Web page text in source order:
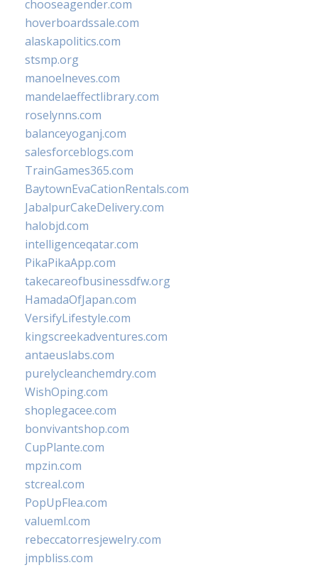
chooseagender.com
hoverboardssale.com
alaskapolitics.com
stsmp.org
manoelneves.com
mandelaeffectlibrary.com
roselynns.com
balanceyoganj.com
salesforceblogs.com
TrainGames365.com
BaytownEvaCationRentals.com
JabalpurCakeDelivery.com
halobjd.com
intelligenceqatar.com
PikaPikaApp.com
takecareofbusinessdfw.org
HamadaOfJapan.com
VersifyLifestyle.com
kingscreekadventures.com
antaeuslabs.com
purelycleanchemdry.com
WishOping.com
shoplegacee.com
bonvivantshop.com
CupPlante.com
mpzin.com
stcreal.com
PopUpFlea.com
valueml.com
rebeccatorresjewelry.com
jmpbliss.com